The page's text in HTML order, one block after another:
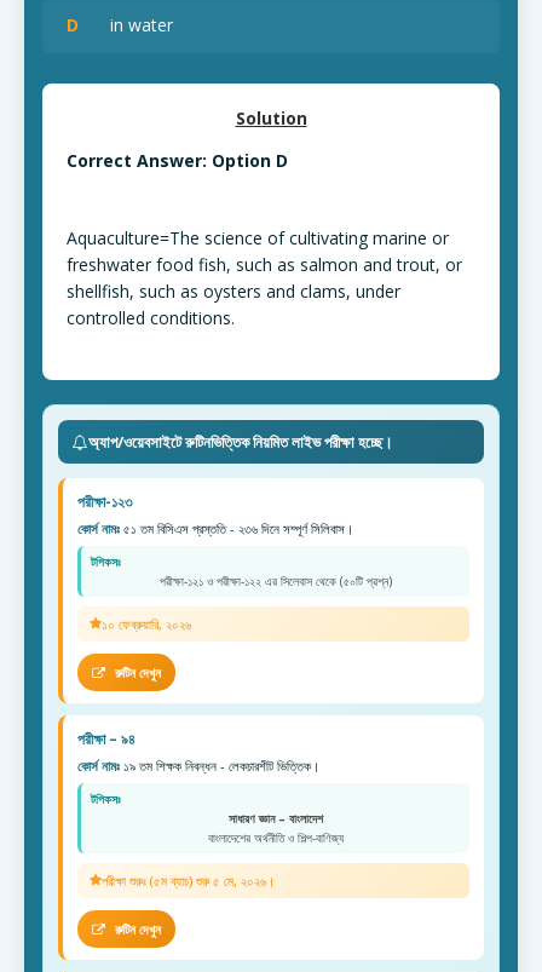
D in water
Solution
Correct Answer: Option D
Aquaculture=The science of cultivating marine or
freshwater food fish, such as salmon and trout, or
shellfish, such as oysters and clams, under
controlled conditions.
অ্যাপ/ওয়েবসাইটে রুটিনভিত্তিক নিয়মিত লাইভ পরীক্ষা হচ্ছে।
পরীক্ষা-১২৩
কোর্স নামঃ ৫১ তম বিসিএস প্রস্ততি - ২৩৬ দিনে সম্পূর্ণ সিলিবাস।
টপিকসঃ
পরীক্ষা-১২১ ও পরীক্ষা-১২২ এর সিলেবাস থেকে (৫০টি প্রশ্ন)
১০ ফেব্রুয়ারি, ২০২৬
রুটিন দেখুন
পরীক্ষা – ৯৪
কোর্স নামঃ ১৯ তম শিক্ষক নিবন্ধন - লেকচারশীট ভিত্তিক।
টপিকসঃ
সাধারণ জ্ঞান – বাংলাদেশ
বাংলাদেশের অর্থনীতি ও শিল্প-বাণিজ্য
পরীক্ষা শুরুঃ (৫ম ব্যাচ) শুরু ৫ মে, ২০২৬।
রুটিন দেখুন